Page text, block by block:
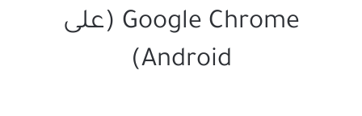
Google Chrome (على
Android)